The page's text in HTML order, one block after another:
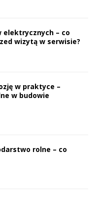
elektrycznych – co
wizytą w serwisie?
w praktyce –
w budowie
rolne – co